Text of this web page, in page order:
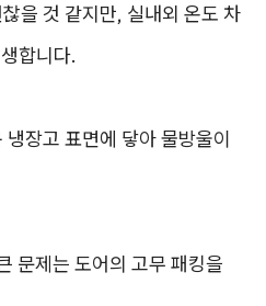
을 것 같지만, 실내외 온도 차
합니다.
장고 표면에 닿아 물방울이
문제는 도어의 고무 패킹을